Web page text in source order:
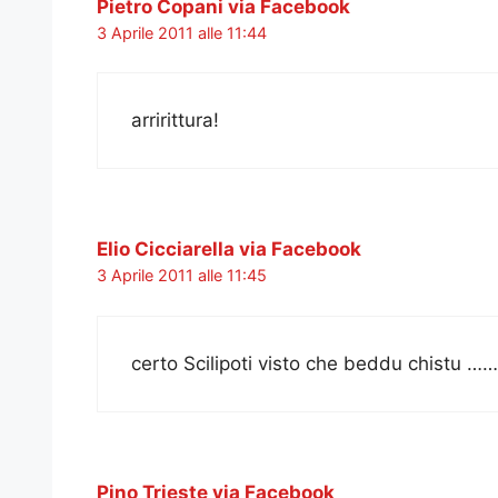
Pietro Copani via Facebook
3 Aprile 2011 alle 11:44
arririttura!
Elio Cicciarella via Facebook
3 Aprile 2011 alle 11:45
certo Scilipoti visto che beddu chistu
Pino Trieste via Facebook